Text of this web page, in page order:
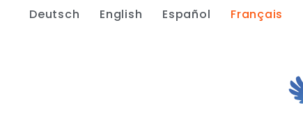
Deutsch English Español Français